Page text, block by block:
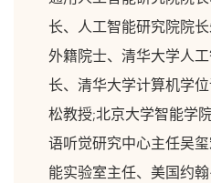
长、人工智能研究院院
外籍院士、清华大学人
长、清华大学计算机学
松教授;北京大学智能学
语听觉研究中心主任吴
能实验室主任、美国约